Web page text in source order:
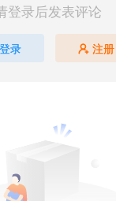
登录后发表评论
登录 注册